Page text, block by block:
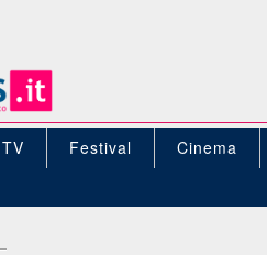
Festival Cinema